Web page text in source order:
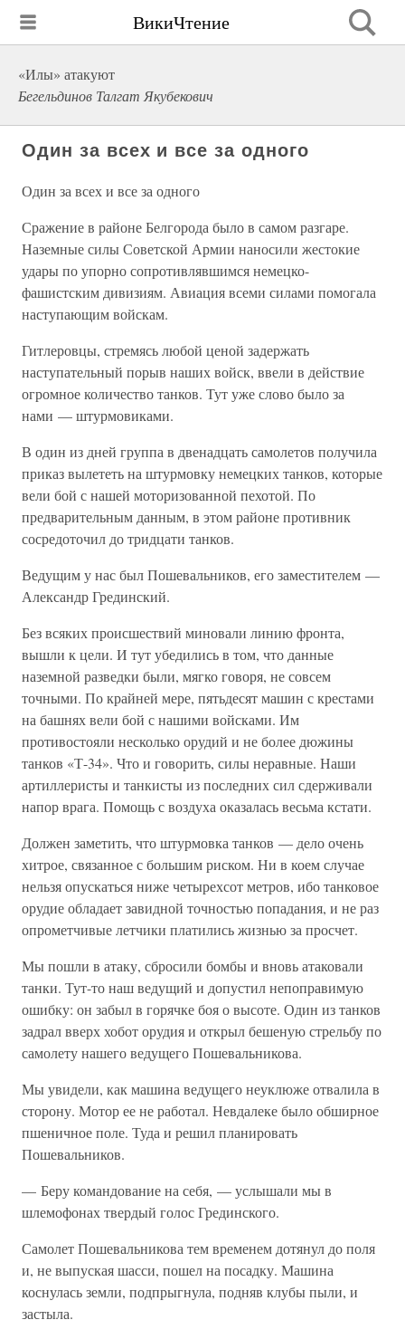
ВикиЧтение
«Илы» атакуют
Бегельдинов Талгат Якубекович
Один за всех и все за одного
Один за всех и все за одного
Сражение в районе Белгорода было в самом разгаре.
Наземные силы Советской Армии наносили жестокие
удары по упорно сопротивлявшимся немецко-
фашистским дивизиям. Авиация всеми силами помогала
наступающим войскам.
Гитлеровцы, стремясь любой ценой задержать
наступательный порыв наших войск, ввели в действие
огромное количество танков. Тут уже слово было за
нами — штурмовиками.
В один из дней группа в двенадцать самолетов получила
приказ вылететь на штурмовку немецких танков, которые
вели бой с нашей моторизованной пехотой. По
предварительным данным, в этом районе противник
сосредоточил до тридцати танков.
Ведущим у нас был Пошевальников, его заместителем —
Александр Грединский.
Без всяких происшествий миновали линию фронта,
вышли к цели. И тут убедились в том, что данные
наземной разведки были, мягко говоря, не совсем
точными. По крайней мере, пятьдесят машин с крестами
на башнях вели бой с нашими войсками. Им
противостояли несколько орудий и не более дюжины
танков «Т-34». Что и говорить, силы неравные. Наши
артиллеристы и танкисты из последних сил сдерживали
напор врага. Помощь с воздуха оказалась весьма кстати.
Должен заметить, что штурмовка танков — дело очень
хитрое, связанное с большим риском. Ни в коем случае
нельзя опускаться ниже четырехсот метров, ибо танковое
орудие обладает завидной точностью попадания, и не раз
опрометчивые летчики платились жизнью за просчет.
Мы пошли в атаку, сбросили бомбы и вновь атаковали
танки. Тут-то наш ведущий и допустил непоправимую
ошибку: он забыл в горячке боя о высоте. Один из танков
задрал вверх хобот орудия и открыл бешеную стрельбу по
самолету нашего ведущего Пошевальникова.
Мы увидели, как машина ведущего неуклюже отвалила в
сторону. Мотор ее не работал. Невдалеке было обширное
пшеничное поле. Туда и решил планировать
Пошевальников.
— Беру командование на себя, — услышали мы в
шлемофонах твердый голос Грединского.
Самолет Пошевальникова тем временем дотянул до поля
и, не выпуская шасси, пошел на посадку. Машина
коснулась земли, подпрыгнула, подняв клубы пыли, и
застыла.